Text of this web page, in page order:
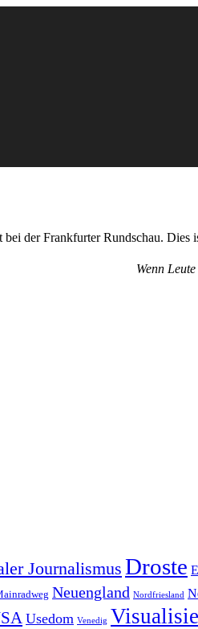
der Frankfurter Rundschau. Dies
Wenn
Journalismus Droste
Neuengland Nordfriesland
Usedom Venedig